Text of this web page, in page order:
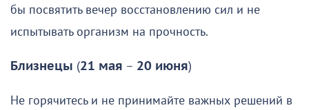
бы посвятить вечер восстановлению сил и не
испытывать организм на прочность.
Близнецы (21 мая – 20 июня)
Не горячитесь и не принимайте важных решений в